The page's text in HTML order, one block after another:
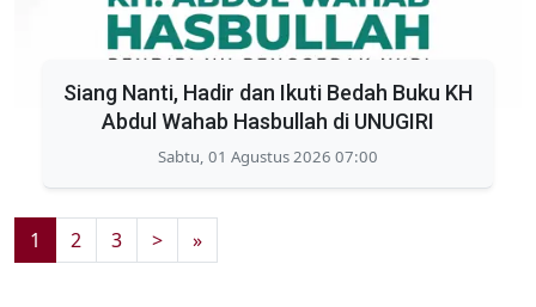
Siang Nanti, Hadir dan Ikuti Bedah Buku KH
Abdul Wahab Hasbullah di UNUGIRI
Sabtu, 01 Agustus 2026 07:00
1 2 3 > »